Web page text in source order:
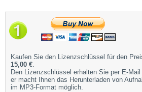
Kaufen Sie den Lizenzschlüssel für den
15,00 €.
Den Lizenzschlüssel erhalten Sie per E-Mail
er macht Ihnen das Herunterladen von
im MP3-Format möglich.